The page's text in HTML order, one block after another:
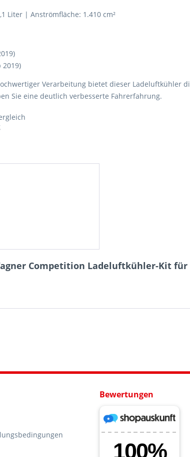
Liter | Anströmfläche: 1.410 cm²
2019)
Verarbeitung bietet dieser Ladeluftkühler
Sie eine deutlich verbesserte Fahrerfahrung.
Competition Ladeluftkühler-Kit für
Bewertungen